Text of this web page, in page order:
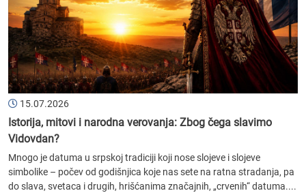
15.07.2026
Istorija, mitovi i narodna verovanja: Zbog čega slavimo
Vidovdan?
Mnogo je datuma u srpskoj tradiciji koji nose slojeve i slojeve
simbolike – počev od godišnjica koje nas sete na ratna stradanja, pa
do slava, svetaca i drugih, hrišćanima značajnih, „crvenih“ datuma....